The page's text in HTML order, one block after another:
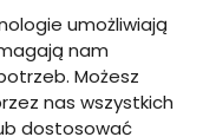
umożliwiają
nam
Możesz
nas wszystkich
dostosować